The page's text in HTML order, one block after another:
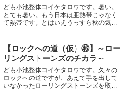
ども小池整体コイケタロウです。暑い。
とても暑い。もう日本は亜熱帯じゃなく
て熱帯です。とはいえうっすら秋の気配
く気も出ない晩夏はボサノヴァ流したく
はなります。ベタですが（...
【ロックへの道（仮）㊻】～ロー
リングストーンズのチカラ～
ども小池整体コイケタロウです。久々の
ロックへの道ですが、あえて手を出して
いなかったローリングストーンズを取り